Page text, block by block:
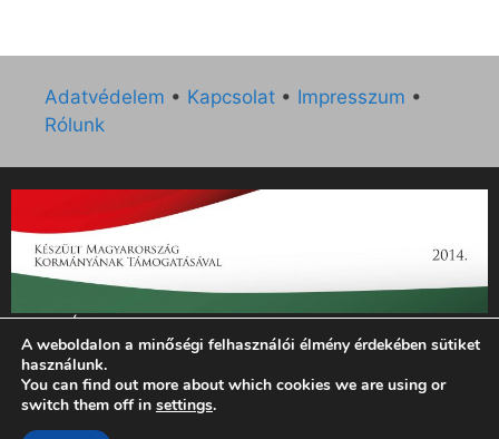
Adatvédelem • Kapcsolat • Impresszum •
Rólunk
„Az Új Ember katolikus hetilap 2014. évi működésének
támogatását az EGYH-KCP-14-P-0121 sz. támogatási
szerződés keretében 3 000 000 Ft összegben támogatta az
Emberi Erőforrások Minisztériuma.”
A weboldalon a minőségi felhasználói élmény érdekében sütiket
használunk.
You can find out more about which cookies we are using or
switch them off in settings.